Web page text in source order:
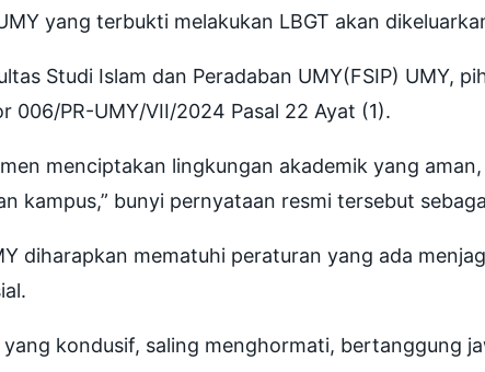
yang terbukti melakukan LBGT akan
Studi Islam dan Peradaban UMY(FSIP) UMY,
006/PR-UMY/VII/2024 Pasal 22 Ayat (1).
menciptakan lingkungan akademik yang
kampus,” bunyi pernyataan resmi tersebut
diharapkan mematuhi peraturan yang ada
kondusif, saling menghormati, bertanggung